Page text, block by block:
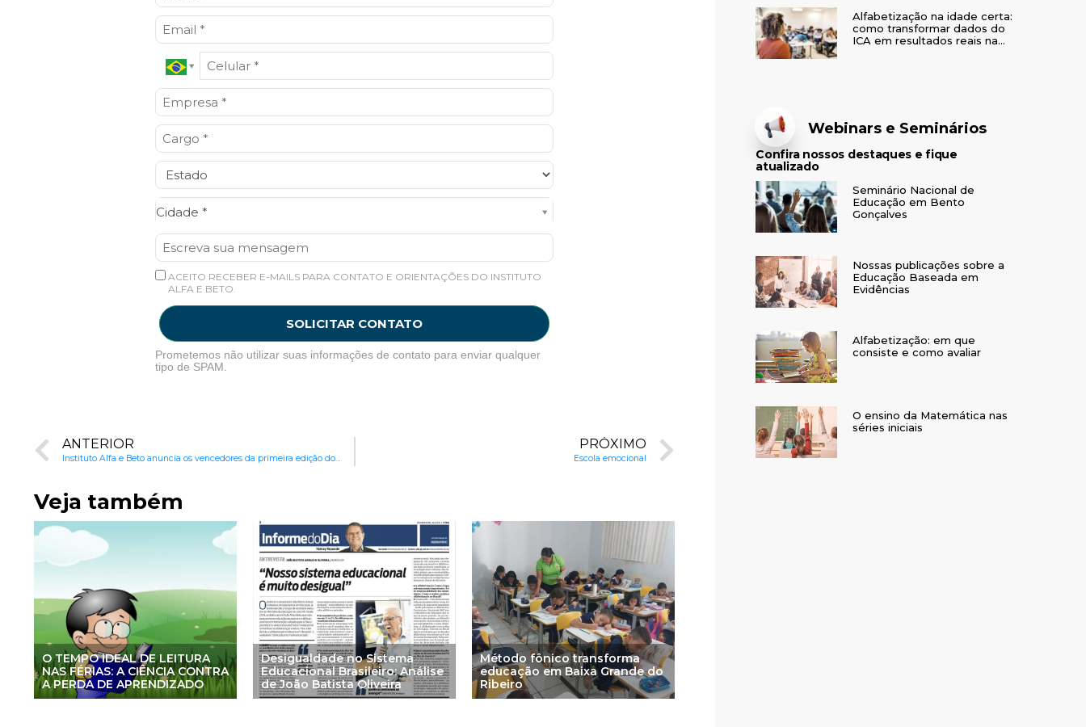
Cidade *
Cidade*
ACEITO RECEBER E-MAILS PARA CONTATO E ORIENTAÇÕES DO INSTITUTO
ALFA E BETO.
SOLICITAR CONTATO
Prometemos não utilizar suas informações de contato para enviar qualquer
tipo de SPAM.
ANTERIOR PRÓXIMO
Escola emocional
Veja também
O TEMPO IDEAL DE LEITURA
NAS FÉRIAS: A CIÊNCIA CONTRA
A PERDA DE APRENDIZADO
Desigualdade no Sistema
Educacional Brasileiro: Análise
de João Batista Oliveira
Método fônico transforma
educação em Baixa Grande do
Ribeiro
Alfabetização na idade certa:
como transformar dados do
ICA em resultados reais na
Webinars e Seminários
Confira nossos destaques e fique
atualizado
Seminário Nacional de
Educação em Bento
Gonçalves
Nossas publicações sobre a
Educação Baseada em
Evidências
Alfabetização: em que
consiste e como avaliar
O ensino da Matemática nas
séries iniciais